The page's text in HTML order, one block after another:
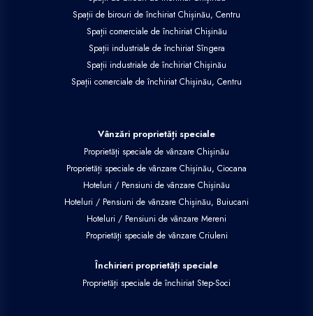
Spații de birouri de închiriat Chișinău, Centru
Spații comerciale de închiriat Chișinău
Spații industriale de închiriat Sîngera
Spații industriale de închiriat Chișinău
Spații comerciale de închiriat Chișinău, Centru
Vânzări proprietăți speciale
Proprietăți speciale de vânzare Chișinău
Proprietăți speciale de vânzare Chișinău, Ciocana
Hoteluri / Pensiuni de vânzare Chișinău
Hoteluri / Pensiuni de vânzare Chișinău, Buiucani
Hoteluri / Pensiuni de vânzare Mereni
Proprietăți speciale de vânzare Criuleni
Închirieri proprietăți speciale
Proprietăți speciale de închiriat Step-Soci